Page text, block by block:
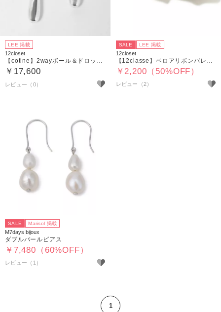
LEE 掲載
12closet
￥17,600
SALE LEE 掲載
12closet
￥2,200（50%OFF）
レビュー（2）
SALE Marisol 掲載
M7days bijoux
ダブルパールピアス
￥7,480（60%OFF）
レビュー（1）
1